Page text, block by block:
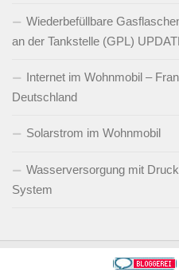
Wiederbefüllbare
an der Tankstelle (GPL)
Internet im Wohnmobil –
Deutschland
Solarstrom im Wohnmobil
Wasserversorgung mit
System